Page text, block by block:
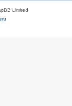
Limited